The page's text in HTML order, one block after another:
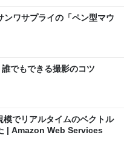
ワサプライの「ペン型マウ
でもできる撮影のコツ
でリアルタイムのベクトル
| Amazon Web Services